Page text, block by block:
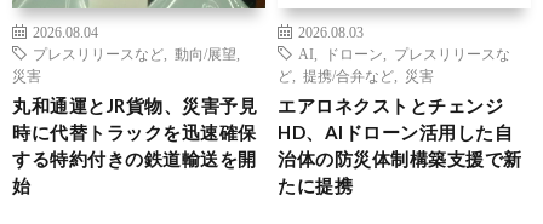
2026.08.04
プレスリリースなど
動向/展望
災害
丸和通運とJR貨物、災害予見
時に代替トラックを迅速確保
する特約付きの鉄道輸送を開
始
2026.08.03
AI
ドローン
プレスリリースな
ど
提携/合弁など 災害
エアロネクストとチェンジ
HD、AIドローン活用した自
治体の防災体制構築支援で新
たに提携